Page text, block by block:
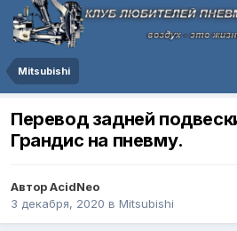
Mitsubishi
Перевод задней
Грандис на пневму.
АвторAcidNeo
3 декабря, 2020 в Mitsubishi